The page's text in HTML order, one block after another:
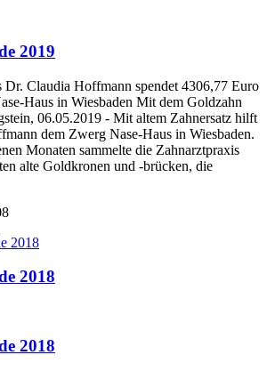
2019
Dr. Claudia Hoffmann spendet 4306,77 Euro
Haus in Wiesbaden Mit dem Goldzahn
06.05.2019 - Mit altem Zahnersatz hilft
dem Zwerg Nase-Haus in Wiesbaden.
Monaten sammelte die Zahnarztpraxis
alte Goldkronen und -brücken, die
2018
2018